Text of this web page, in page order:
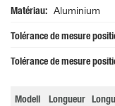
Matériau Aluminium
Tolérance de mesure
Tolérance de mesure
Modell Longueur